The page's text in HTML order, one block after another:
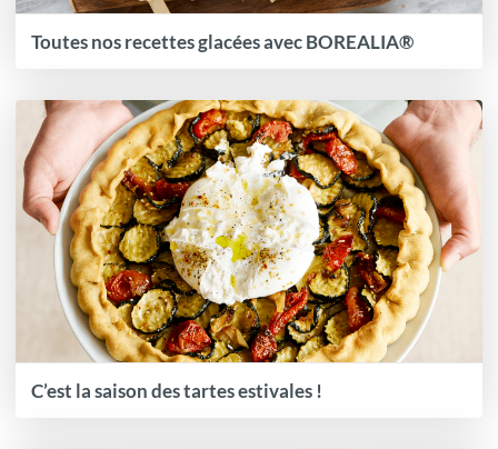
Toutes nos recettes glacées avec BOREALIA®
C’est la saison des tartes estivales !